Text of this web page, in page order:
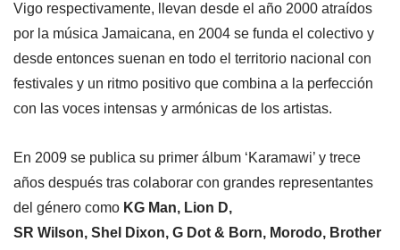
Vigo respectivamente, llevan desde el año 2000 atraídos
por la música Jamaicana, en 2004 se funda el colectivo y
desde entonces suenan en todo el territorio nacional con
festivales y un ritmo positivo que combina a la perfección
con las voces intensas y armónicas de los artistas.
En 2009 se publica su primer álbum ‘Karamawi’ y trece
años después tras colaborar con grandes representantes
del género como KG Man, Lion D,
SR Wilson, Shel Dixon, G Dot & Born, Morodo, Brother